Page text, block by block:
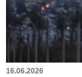
16.06.2026